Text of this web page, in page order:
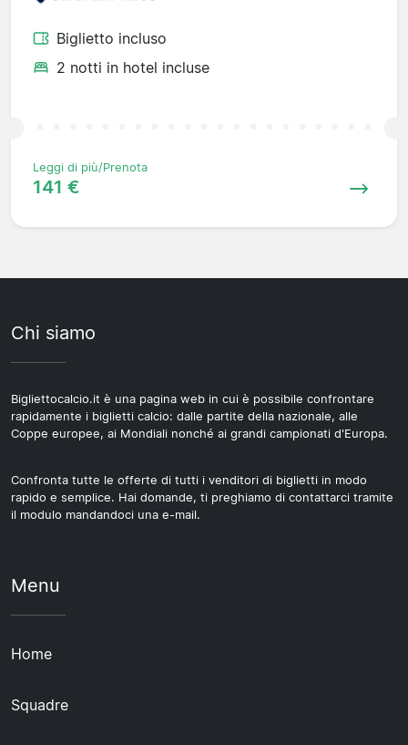
Biglietto incluso
2 notti in hotel incluse
Leggi di più/Prenota
141 €
Chi siamo
Bigliettocalcio.it è una pagina web in cui è possibile confrontare
rapidamente i biglietti calcio: dalle partite della nazionale, alle
Coppe europee, ai Mondiali nonché ai grandi campionati d'Europa.
Confronta tutte le offerte di tutti i venditori di biglietti in modo
rapido e semplice. Hai domande, ti preghiamo di contattarci tramite
il modulo mandandoci una e-mail.
Menu
Home
Squadre